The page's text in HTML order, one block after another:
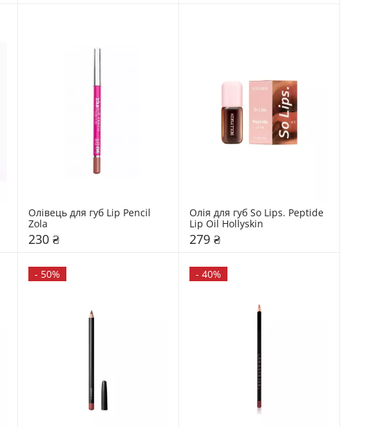
Олівець для губ Lip Pencil
Zola
230 ₴
Олія для губ So Lips. Peptide
Lip Oil Hollyskin
279 ₴
- 50% - 40%